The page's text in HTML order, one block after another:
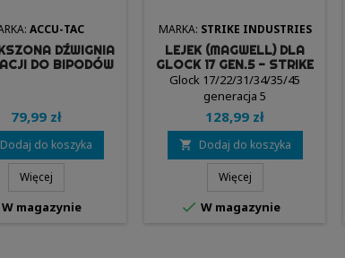
ACCU-TAC
DŹWIGNIA
DO BIPODÓW
79,99 zł
Dodaj do koszyka
Więcej
W magazynie
MARKA: STRIKE INDUSTRIES
LEJEK (MAGWELL) DLA
GLOCK 17 GEN.5 - STRIKE
INDUSTIES
Glock 17/22/31/34/35/45
generacja 5
128,99 zł
 Dodaj do koszyka
Więcej
 W magazynie